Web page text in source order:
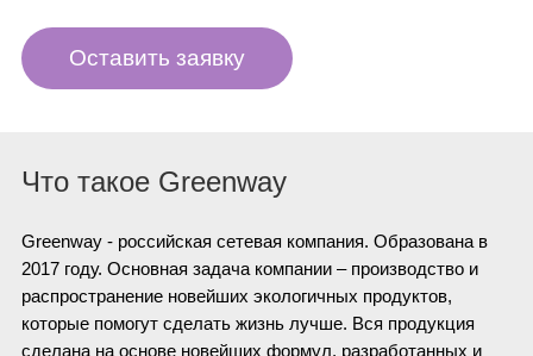
Оставить заявку
Что такое Greenway
Greenway - российская сетевая компания. Образована в
2017 году. Основная задача компании – производство и
распространение новейших экологичных продуктов,
которые помогут сделать жизнь лучше. Вся продукция
сделана на основе новейших формул, разработанных и